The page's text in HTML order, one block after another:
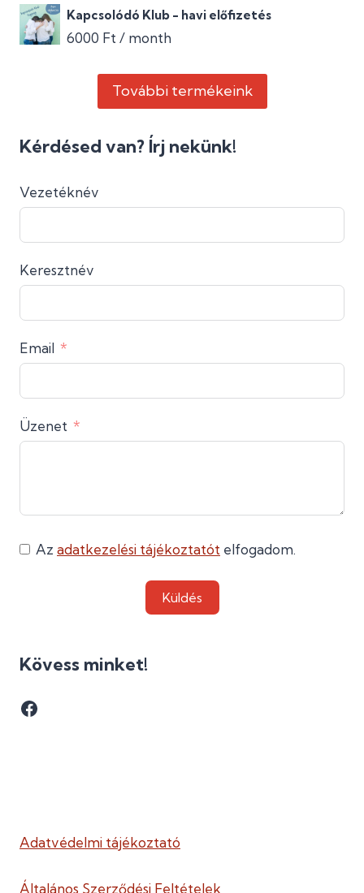
Kapcsolódó Klub - havi előfizetés
6000 Ft / month
További termékeink
Kérdésed van? Írj nekünk!
Vezetéknév
Keresztnév
Email
Üzenet
Az adatkezelési tájékoztatót elfogadom.
Küldés
Kövess minket!
Facebook
Adatvédelmi tájékoztató
Általános Szerződési Feltételek